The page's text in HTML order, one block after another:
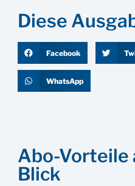
Diese
Facebook
WhatsApp
Abo-Vorteile
Blick